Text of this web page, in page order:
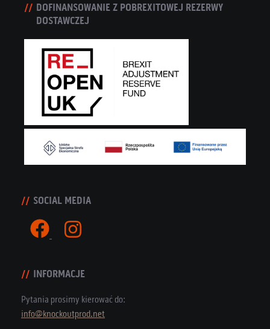
DOFINANSOWANIE Z POBREXITOWEJ REZERWY
DOSTAWCZEJ
SOCIAL MEDIA
INFORMACJE
Pytania prosimy kierować do:
info@knockoutprod.net